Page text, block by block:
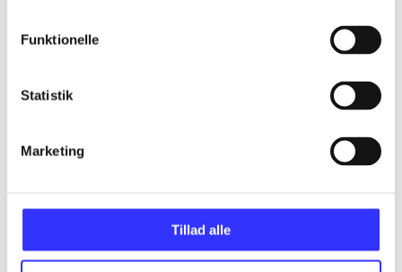
Funktionelle
Statistik
Marketing
Tillad alle
Alle registrerede artikler fordelt på udgivelser
...
...